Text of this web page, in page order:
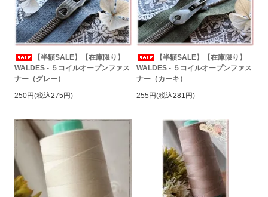
【半額SALE】【在庫限り】
WALDES - ５コイルオープンファス
ナー（グレー）
250円(税込275円)
【半額SALE】【在庫限り】
WALDES - ５コイルオープンファス
ナー（カーキ）
255円(税込281円)